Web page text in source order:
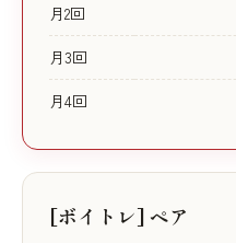
月2回
月3回
月4回
[ボイトレ] ペア